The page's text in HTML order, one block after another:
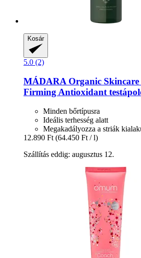
Kosár
5.0 (2)
MÁDARA Organic Skincare
Firming Antioxidant
Minden bőrtípusra
Ideális terhesség alatt
Megakadályozza a striák
12.890 Ft (64.450 Ft / l)
Szállítás eddig: augusztus 12.